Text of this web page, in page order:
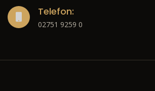
Telefon:
02751 9259 0